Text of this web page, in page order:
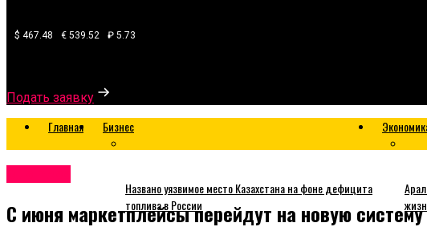
$ 467.48 € 539.52 ₽ 5.73
Подать заявку
Главная Бизнес
Названо уязвимое место Казахстана на фоне дефицита
топлива в России
С июня маркетплейсы перейдут на новую